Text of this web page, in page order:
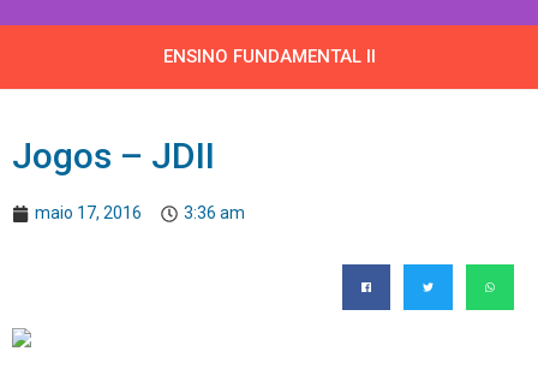
ENSINO FUNDAMENTAL II
Jogos – JDII
maio 17, 2016 3:36 am